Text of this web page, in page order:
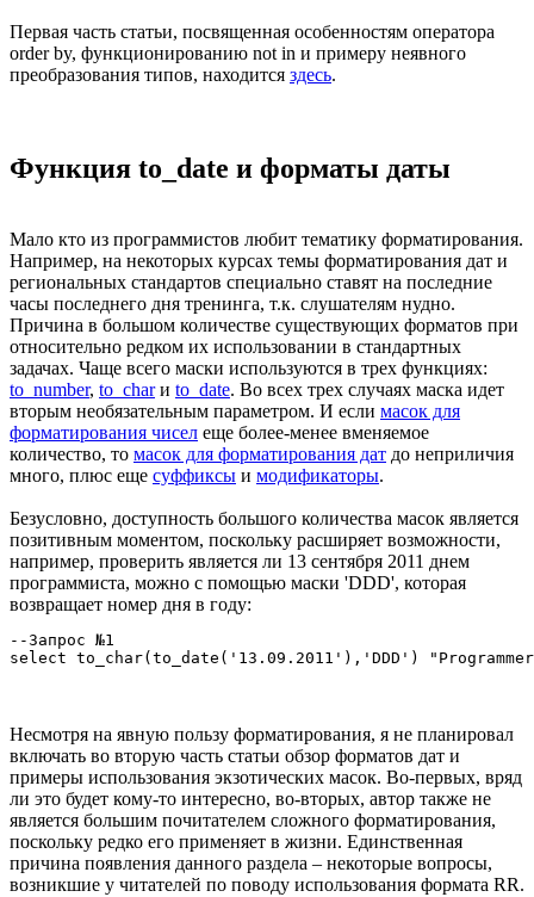
Первая часть статьи, посвященная особенностям оператора
order by, функционированию not in и примеру неявного
преобразования типов, находится здесь.
Функция to_date и форматы даты
Мало кто из программистов любит тематику форматирования.
Например, на некоторых курсах темы форматирования дат и
региональных стандартов специально ставят на последние
часы последнего дня тренинга, т.к. слушателям нудно.
Причина в большом количестве существующих форматов при
относительно редком их использовании в стандартных
задачах. Чаще всего маски используются в трех функциях:
to_number, to_charи to_date. Во всех трех случаях маска идет
вторым необязательным параметром. И если масок для
форматирования чисел еще более-менее вменяемое
количество, то масок для форматирования дат до неприличия
много, плюс еще суффиксы и модификаторы.
Безусловно, доступность большого количества масок является
позитивным моментом, поскольку расширяет возможности,
например, проверить является ли 13 сентября 2011 днем
программиста, можно с помощью маски 'DDD', которая
возвращает номер дня в году:
--Запрос №1
select to_char(to_date('13.09.2011'),'DDD')
Несмотря на явную пользу форматирования, я не планировал
включать во вторую часть статьи обзор форматов дат и
примеры использования экзотических масок. Во-первых, вряд
ли это будет кому-то интересно, во-вторых, автор также не
является большим почитателем сложного форматирования,
поскольку редко его применяет в жизни. Единственная
причина появления данного раздела – некоторые вопросы,
возникшие у читателей по поводу использования формата RR.